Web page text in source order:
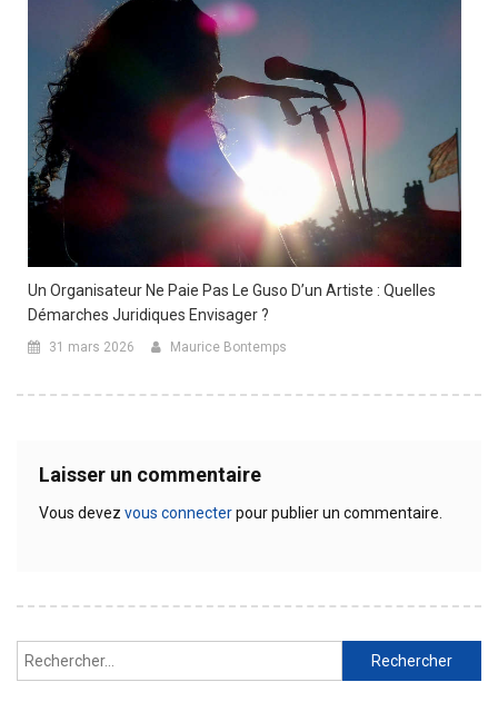
Un Organisateur Ne Paie Pas Le Guso D’un Artiste : Quelles
Démarches Juridiques Envisager ?
31 mars 2026 Maurice Bontemps
Laisser un commentaire
Vous devez vous connecterpour publier un commentaire.
Rechercher :